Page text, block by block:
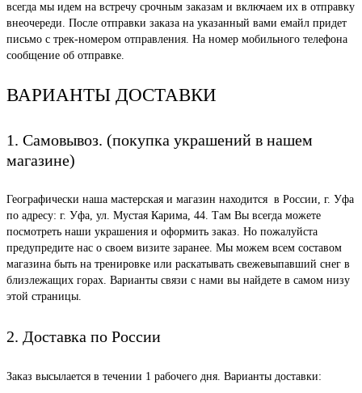
всегда мы идем на встречу срочным заказам и включаем их в отправку
внеочереди. После отправки заказа на указанный вами емайл придет
письмо с трек-номером отправления. На номер мобильного телефона
сообщение об отправке.
ВАРИАНТЫ ДОСТАВКИ
1. Самовывоз. (покупка украшений в нашем
магазине)
Географически наша мастерская и магазин находится в России, г. Уфа
по адресу: г. Уфа, ул. Мустая Карима, 44. Там Вы всегда можете
посмотреть наши украшения и оформить заказ. Но пожалуйста
предупредите нас о своем визите заранее. Мы можем всем составом
магазина быть на тренировке или раскатывать свежевыпавший снег в
близлежащих горах. Варианты связи с нами вы найдете в самом низу
этой страницы.
2. Доставка по России
Заказ высылается в течении 1 рабочего дня. Варианты доставки: